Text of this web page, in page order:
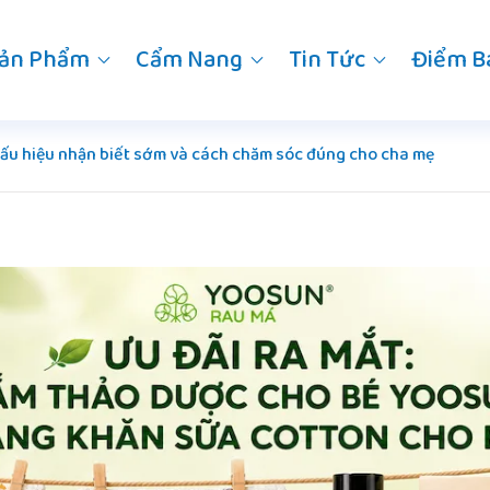
Phẩm Cẩm Nang Tin Tức Điểm
hiệu nhận biết sớm và cách chăm sóc đúng cho cha mẹ